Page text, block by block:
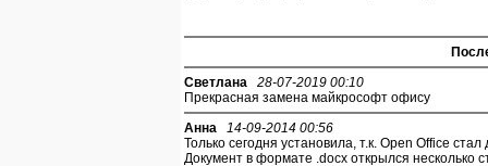
Светлана
28-07-2019 00:10
Прекрасная замена майкрософт офису
Анна
14-09-2014 00:56
Только сегодня установила, т.к. Open Office стал
Документ в формате .docx открылся несколько